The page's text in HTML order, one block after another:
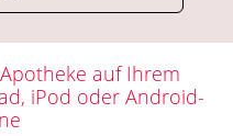
auf Ihrem
iPod oder Android-